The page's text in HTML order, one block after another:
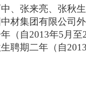
张来亮、张秋生
材集团有限公司
（自2013年5月至
聘期二年（自